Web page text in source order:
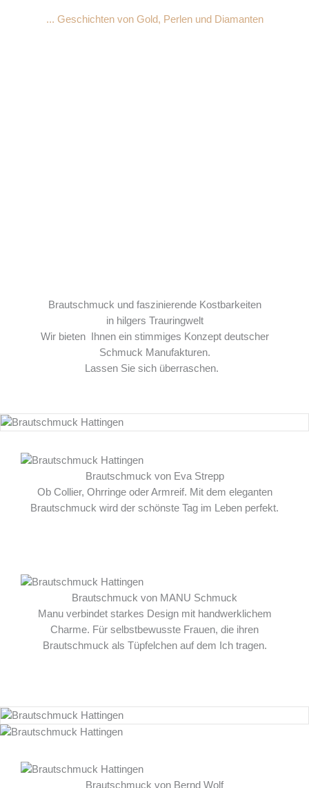
... Geschichten von Gold, Perlen und Diamanten
Brautschmuck und faszinierende Kostbarkeiten
in hilgers Trauringwelt
Wir bieten Ihnen ein stimmiges Konzept deutscher
Schmuck Manufakturen.
Lassen Sie sich überraschen.
Brautschmuck von Eva Strepp
Ob Collier, Ohrringe oder Armreif. Mit dem eleganten
Brautschmuck wird der schönste Tag im Leben perfekt.
Brautschmuck von MANU Schmuck
Manu verbindet starkes Design mit handwerklichem
Charme. Für selbstbewusste Frauen, die ihren
Brautschmuck als Tüpfelchen auf dem Ich tragen.
Brautschmuck von Bernd Wolf